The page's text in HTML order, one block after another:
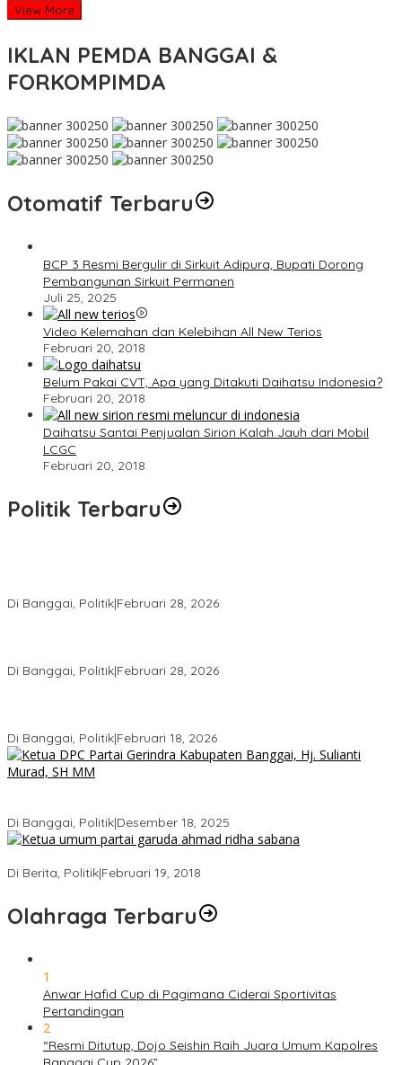
View More
IKLAN PEMDA BANGGAI &
FORKOMPIMDA
Otomatif Terbaru
BCP 3 Resmi Bergulir di Sirkuit Adipura, Bupati Dorong
Pembangunan Sirkuit Permanen
Juli 25, 2025
Video Kelemahan dan Kelebihan All New Terios
Februari 20, 2018
Belum Pakai CVT, Apa yang Ditakuti Daihatsu Indonesia?
Februari 20, 2018
Daihatsu Santai Penjualan Sirion Kalah Jauh dari Mobil
LCGC
Februari 20, 2018
Politik Terbaru
Di Banggai, Politik|Februari 28, 2026
Di Banggai, Politik|Februari 28, 2026
Di Banggai, Politik|Februari 18, 2026
Di Banggai, Politik|Desember 18, 2025
Di Berita, Politik|Februari 19, 2018
Olahraga Terbaru
1
Anwar Hafid Cup di Pagimana Ciderai Sportivitas
Pertandingan
2
“Resmi Ditutup, Dojo Seishin Raih Juara Umum Kapolres